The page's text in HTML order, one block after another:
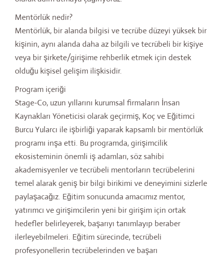
Mentörlük nedir?
Mentörlük, bir alanda bilgisi ve tecrübe düzeyi yüksek bir
kişinin, aynı alanda daha az bilgili ve tecrübeli bir kişiye
veya bir şirkete/girişime rehberlik etmek için destek
olduğu kişisel gelişim ilişkisidir.
Program içeriği
Stage-Co, uzun yıllarını kurumsal firmaların İnsan
Kaynakları Yöneticisi olarak geçirmiş, Koç ve Eğitimci
Burcu Yularcı ile işbirliği yaparak kapsamlı bir mentörlük
programı inşa etti. Bu programda, girişimcilik
ekosisteminin önemli iş adamları, söz sahibi
akademisyenler ve tecrübeli mentorların tecrübelerini
temel alarak geniş bir bilgi birikimi ve deneyimini sizlerle
paylaşacağız. Eğitim sonucunda amacımız mentor,
yatırımcı ve girişimcilerin yeni bir girişim için ortak
hedefler belirleyerek, başarıyı tanımlayıp beraber
ilerleyebilmeleri. Eğitim sürecinde, tecrübeli
profesyonellerin tecrübelerinden ve başarı